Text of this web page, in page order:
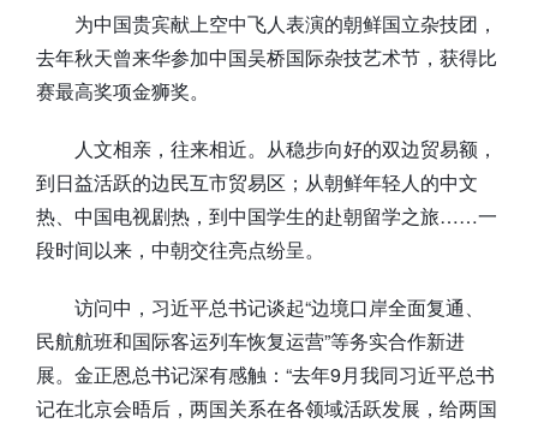
为中国贵宾献上空中飞人表演的朝鲜国立杂技团，
去年秋天曾来华参加中国吴桥国际杂技艺术节，获得比
赛最高奖项金狮奖。
人文相亲，往来相近。从稳步向好的双边贸易额，
到日益活跃的边民互市贸易区；从朝鲜年轻人的中文
热、中国电视剧热，到中国学生的赴朝留学之旅……一
段时间以来，中朝交往亮点纷呈。
访问中，习近平总书记谈起“边境口岸全面复通、
民航航班和国际客运列车恢复运营”等务实合作新进
展。金正恩总书记深有感触：“去年9月我同习近平总书
记在北京会晤后，两国关系在各领域活跃发展，给两国